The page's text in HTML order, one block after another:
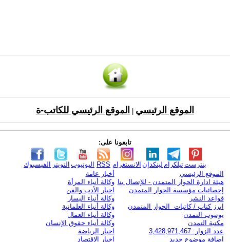
الموقع الرئيسي الموقع الرئيسي للكاتب-ة
تابعونا على:
الفيسبوك التويتر اليوتيوب RSS الانستغرام لينكدإن تيلكرامبنترست
الموقع الرئيسي
هيئة ادارة الحوار المتمدن - للإتصال بنا
إحصائيات مؤسسة الحوار المتمدن
قواعد النشر
ابرز كتاب / كاتبات الحوار المتمدن
يوتيوب التمدن
مكتبة التمدن
عدد الزوار: 3,428,971,467
اضافة موضوع جديد
أخبار عامة
وكالة أنباء المرأة
اخبار الأدب والفن
وكالة أنباء اليسار
وكالة أنباء العلمانية
وكالة أنباء العمال
وكالة أنباء حقوق الإنسان
اخبار الرياضة
اخبار الاقتصاد